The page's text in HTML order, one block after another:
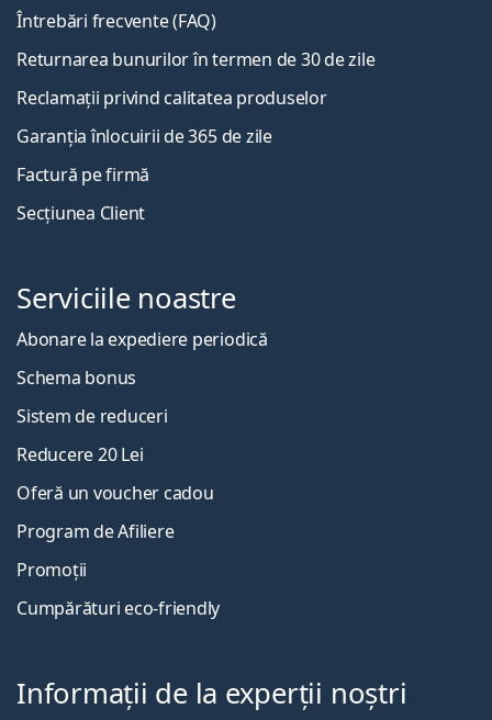
Întrebări frecvente (FAQ)
Returnarea bunurilor în termen de 30 de zile
Reclamații privind calitatea produselor
Garanția înlocuirii de 365 de zile
Factură pe firmă
Secțiunea Client
Serviciile noastre
Abonare la expediere periodică
Schema bonus
Sistem de reduceri
Reducere 20 Lei
Oferă un voucher cadou
Program de Afiliere
Promoții
Cumpărături eco-friendly
Informații de la experții noștri